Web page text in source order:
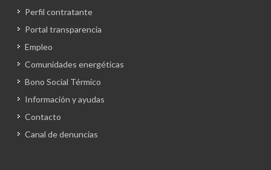
Perfil contratante
Portal transparencia
Empleo
Comunidades energéticas
Bono Social Térmico
Información y ayudas
Contacto
Canal de denuncias